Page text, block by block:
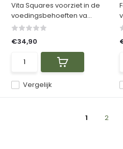
Vita Squares voorziet in de
voedingsbehoeften va...
Vergelijk
€34,90
1 2